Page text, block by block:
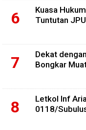
Kuasa
Tuntutan
Dekat
Bongkar
Letkol Inf
0118/